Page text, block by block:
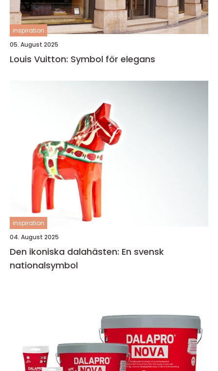
inspiration
05. August 2025
Louis Vuitton: Symbol för elegans
inspiration
04. August 2025
Den ikoniska dalahästen: En svensk
nationalsymbol